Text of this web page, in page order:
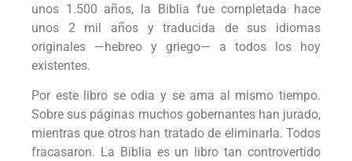
unos 1.500 años, la Biblia fue completada hace
unos 2 mil años y traducida de sus idiomas
originales —hebreo y griego— a todos los hoy
existentes.
Por este libro se odia y se ama al mismo tiempo.
Sobre sus páginas muchos gobernantes han jurado,
mientras que otros han tratado de eliminarla. Todos
fracasaron. La Biblia es un libro tan controvertido